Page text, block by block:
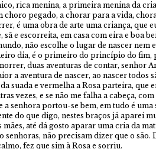
rica menina, a primeira menina da
choro pegado, a chorar para a vida,
é uma obra de arte uma criança, que
sã e escorreita, em casa com eira e boa
não escolhe o lugar de nascer nem
dia, é o primeiro do princípio do fim,
duas aventuras de contar, senhor
a aventura de nascer, ao nascer todos
suada e vermelha a Rosa parteira, que
vezes, e se não me falha a cabeça, com
a senhora portou-se bem, em tudo é uma
do que digo, nestes braços já aparei
até dá gosto aparar uma cria da
senhoras, não precisam dizer que o
fez que sim à Rosa e sorriu.